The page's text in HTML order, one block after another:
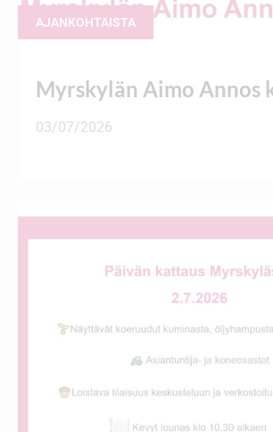
AJANKOHTAISTA
Myrskylän Aimo Annos
03/07/2026